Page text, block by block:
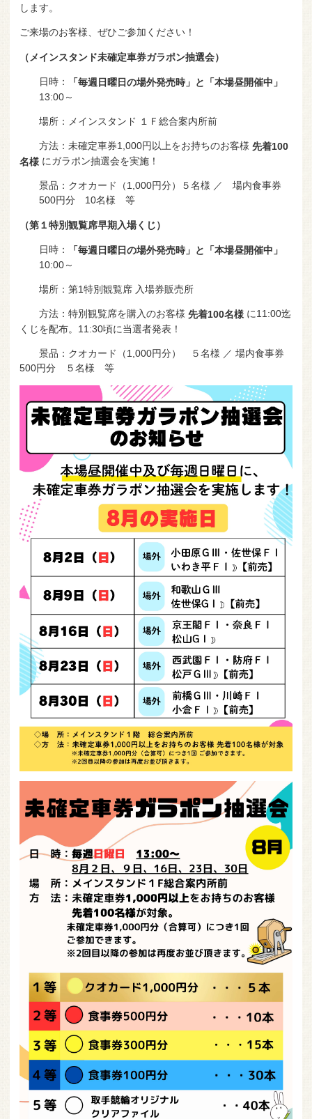
します。
ご来場のお客様、ぜひご参加ください！
（メインスタンド未確定車券ガラポン抽選会）
日時：
「毎週日曜日の場外発売時」と「本場昼開催中」
13:00～
場所：メインスタンド １Ｆ総合案内所前
方法：未確定車券1,000円以上をお持ちのお客様 先着100
名様 にガラポン抽選会を実施！
景品：クオカード（1,000円分）５名様 ／ 場内食事券
500円分 10名様 等
（第１特別観覧席早期入場くじ）
日時：
「毎週日曜日の場外発売時」と「本場昼開催中」
10:00～
場所：第1特別観覧席 入場券販売所
方法：特別観覧席を購入のお客様 先着100名様 に11:00迄
くじを配布。11:30頃に当選者発表！
景品：クオカード（1,000円分） ５名様 ／ 場内食事券
500円分 ５名様 等